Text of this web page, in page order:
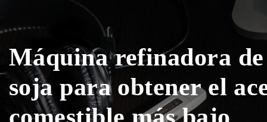
Máquina refinadora de
soja para obtener el